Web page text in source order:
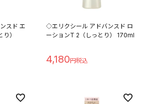
スド エ
）
◇エリクシール アドバンスド ロ
ーションT 2（しっとり） 170ml
4,180